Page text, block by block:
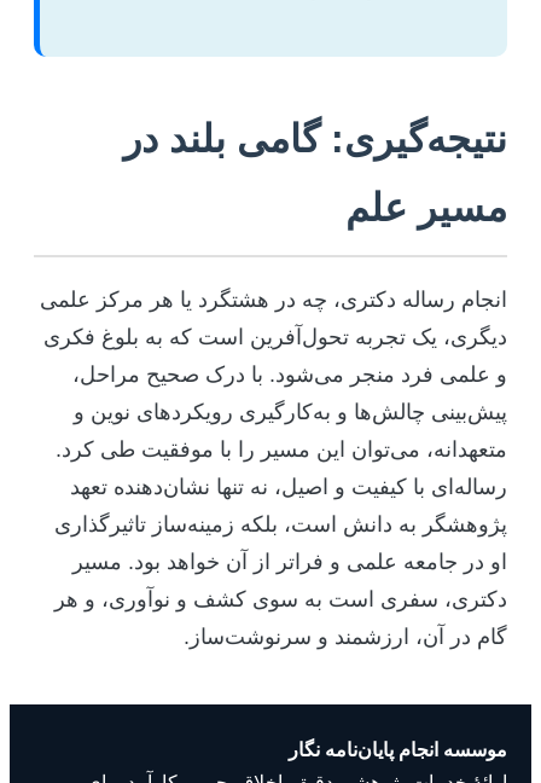
نتیجه‌گیری: گامی بلند در
مسیر علم
انجام رساله دکتری، چه در هشتگرد یا هر مرکز علمی
دیگری، یک تجربه تحول‌آفرین است که به بلوغ فکری
و علمی فرد منجر می‌شود. با درک صحیح مراحل،
پیش‌بینی چالش‌ها و به‌کارگیری رویکردهای نوین و
متعهدانه، می‌توان این مسیر را با موفقیت طی کرد.
رساله‌ای با کیفیت و اصیل، نه تنها نشان‌دهنده تعهد
پژوهشگر به دانش است، بلکه زمینه‌ساز تاثیرگذاری
او در جامعه علمی و فراتر از آن خواهد بود. مسیر
دکتری، سفری است به سوی کشف و نوآوری، و هر
گام در آن، ارزشمند و سرنوشت‌ساز.
موسسه انجام پایان‌نامه نگار